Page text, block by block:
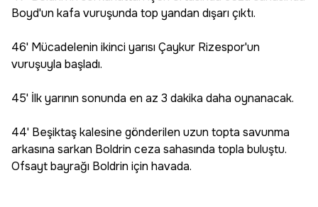
Boyd'un kafa vuruşunda top yandan dışarı çıktı.
46' Mücadelenin ikinci yarısı Çaykur Rizespor'un
vuruşuyla başladı.
45' İlk yarının sonunda en az 3 dakika daha oynanacak.
44' Beşiktaş kalesine gönderilen uzun topta savunma
arkasına sarkan Boldrin ceza sahasında topla buluştu.
Ofsayt bayrağı Boldrin için havada.